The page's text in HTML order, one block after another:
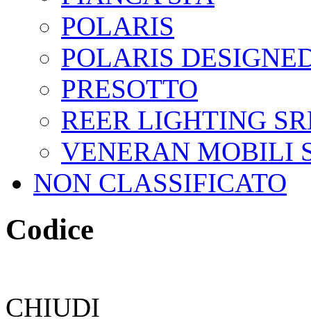
POLARIS
POLARIS
PRESOTTO
REER LIGHTING
VENERAN MOBILI
NON CLASSIFICATO
Codice
CHIUDI